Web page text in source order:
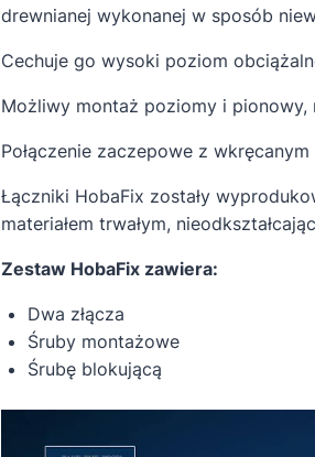
drewnianej wykonanej w sposób
Cechuje go wysoki poziom
Możliwy montaż poziomy i pionowy,
Połączenie zaczepowe z
Łączniki HobaFix zostały
materiałem trwałym,
Zestaw HobaFix zawiera:
Dwa złącza
Śruby montażowe
Śrubę blokującą